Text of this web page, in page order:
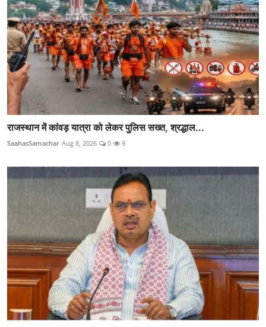
राजस्थान में कांवड़ यात्रा को लेकर पुलिस सख्त, श्रद्धाल...
SaahasSamachar Aug 8, 2026 0 9